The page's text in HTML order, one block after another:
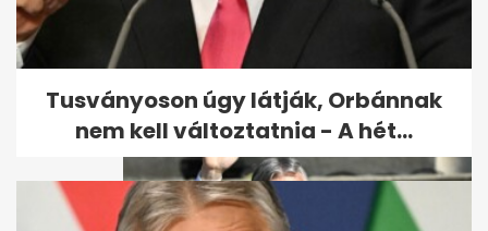
Egerszegi Krisztina 50 éves
Tusványoson úgy látják, Orbánnak
nem kell változtatnia - A hét...